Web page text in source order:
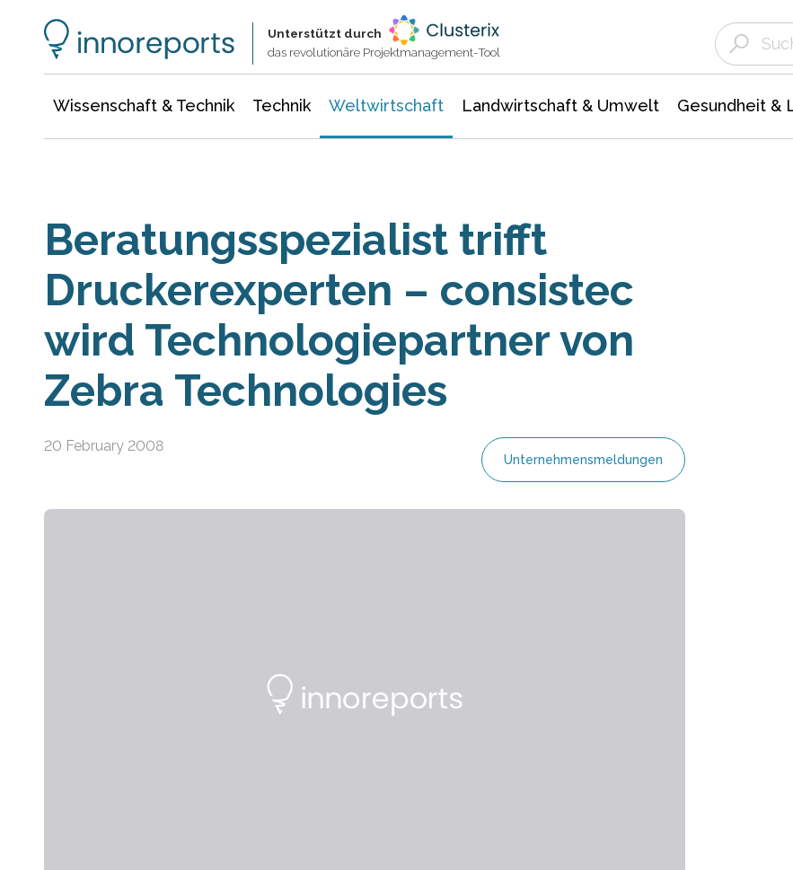
Unterstützt durch
das revolutionäre Projektmanagement-Tool
Wissenschaft & Technik Technik Weltwirtschaft Landwirtschaft & Umwelt Gesundheit &
Beratungsspezialist trifft
Druckerexperten – consistec
wird Technologiepartner von
Zebra Technologies
20 February 2008
Unternehmensmeldungen